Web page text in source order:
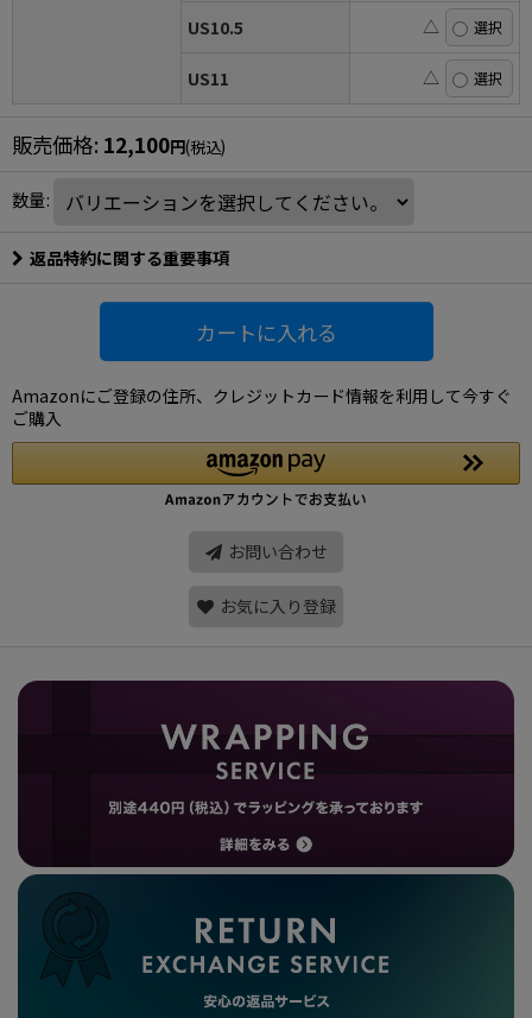
US10.5 △
US11 △
販売価格: 12,100円(税込)
数量:
返品特約に関する重要事項
カートに入れる
Amazonにご登録の住所、クレジットカード情報を利用して今すぐ
ご購入
お問い合わせ
お気に入り登録